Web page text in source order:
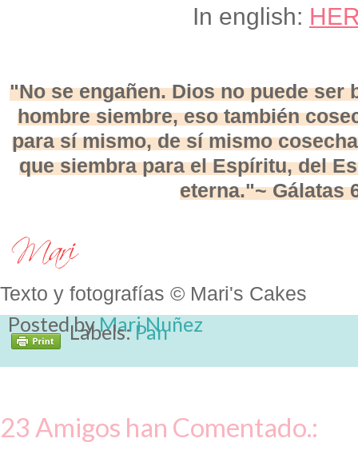
In english:
"No se engañen. Dios no puede ser
hombre siembre, eso también
para sí mismo, de sí mismo
que siembra para el Espíritu, del
eterna."~ Gálatas
Texto y fotografías © Mari's Cakes
Posted byMari Nuñez
Labels:Pan
23 Amigos han Comentado.: